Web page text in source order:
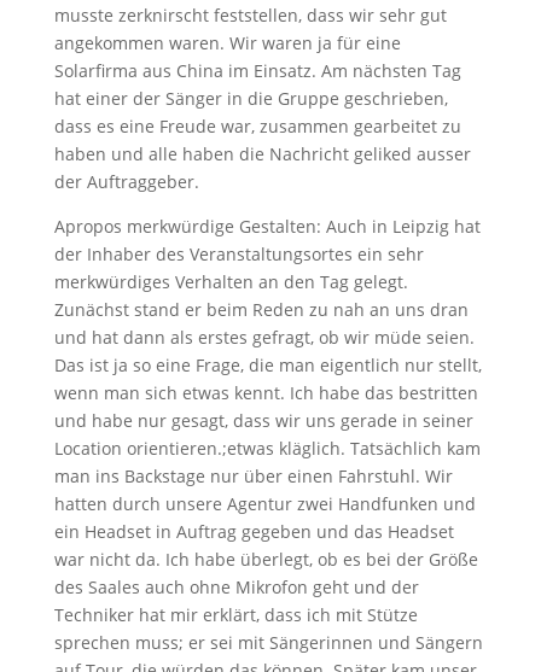
musste zerknirscht feststellen, dass wir sehr gut
angekommen waren. Wir waren ja für eine
Solarfirma aus China im Einsatz. Am nächsten Tag
hat einer der Sänger in die Gruppe geschrieben,
dass es eine Freude war, zusammen gearbeitet zu
haben und alle haben die Nachricht geliked ausser
der Auftraggeber.
Apropos merkwürdige Gestalten: Auch in Leipzig hat
der Inhaber des Veranstaltungsortes ein sehr
merkwürdiges Verhalten an den Tag gelegt.
Zunächst stand er beim Reden zu nah an uns dran
und hat dann als erstes gefragt, ob wir müde seien.
Das ist ja so eine Frage, die man eigentlich nur stellt,
wenn man sich etwas kennt. Ich habe das bestritten
und habe nur gesagt, dass wir uns gerade in seiner
Location orientieren.;etwas kläglich. Tatsächlich kam
man ins Backstage nur über einen Fahrstuhl. Wir
hatten durch unsere Agentur zwei Handfunken und
ein Headset in Auftrag gegeben und das Headset
war nicht da. Ich habe überlegt, ob es bei der Größe
des Saales auch ohne Mikrofon geht und der
Techniker hat mir erklärt, dass ich mit Stütze
sprechen muss; er sei mit Sängerinnen und Sängern